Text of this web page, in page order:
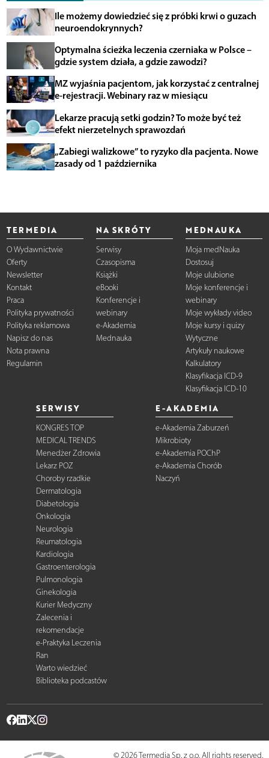
Ile możemy dowiedzieć się z próbki krwi o guzach
neuroendokrynnych?
Optymalna ścieżka leczenia czerniaka w Polsce –
gdzie system działa, a gdzie zawodzi?
MZ wyjaśnia pacjentom, jak korzystać z centralnej
e-rejestracji. Webinary raz w miesiącu
Lekarze pracują setki godzin? To może być też
efekt nierzetelnych sprawozdań
„Zabiegi walizkowe” to ryzyko dla pacjenta. Nowe
zasady od 1 października
TERMEDIA
O Wydawnictwie
Oferty
Newsletter
Kontakt
Praca
Polityka prywatności
Polityka reklamowa
Napisz do nas
Nota prawna
Regulamin
NA SKRÓTY
Serwisy
Czasopisma
Książki
eBooki
Konferencje i
webinary
e-Akademia
Mednauka
MEDNAUKA
Moja medNauka
Dostosuj
Moje ulubione
Moje konferencje i
webinary
Moje wykłady video
Moje kursy i quizy
Wytyczne
Artykuły naukowe
Kalkulatory
Klasyfikacja ICD-9
Klasyfikacja ICD-10
SERWISY
KONGRES TOP
MEDICAL TRENDS
Menedżer Zdrowia
Lekarz POZ
Choroby rzadkie
Dermatologia
Diabetologia
Onkologia
Neurologia
Reumatologia
Kardiologia
Gastroenterologia
Pulmonologia
Ginekologia
Kurier Medyczny
Zalecenia i
rekomendacje
e-Praktyka Leczenia
Ran
Warto wiedzieć
Biblioteka podcastów
E-AKADEMIA
e-Akademia Zaburzeń
Mikrobioty
e-Akademia POChP
e-Akademia Chorób
Naczyń
© 2026 Termedia Sp. z o.o. All rights reserved.